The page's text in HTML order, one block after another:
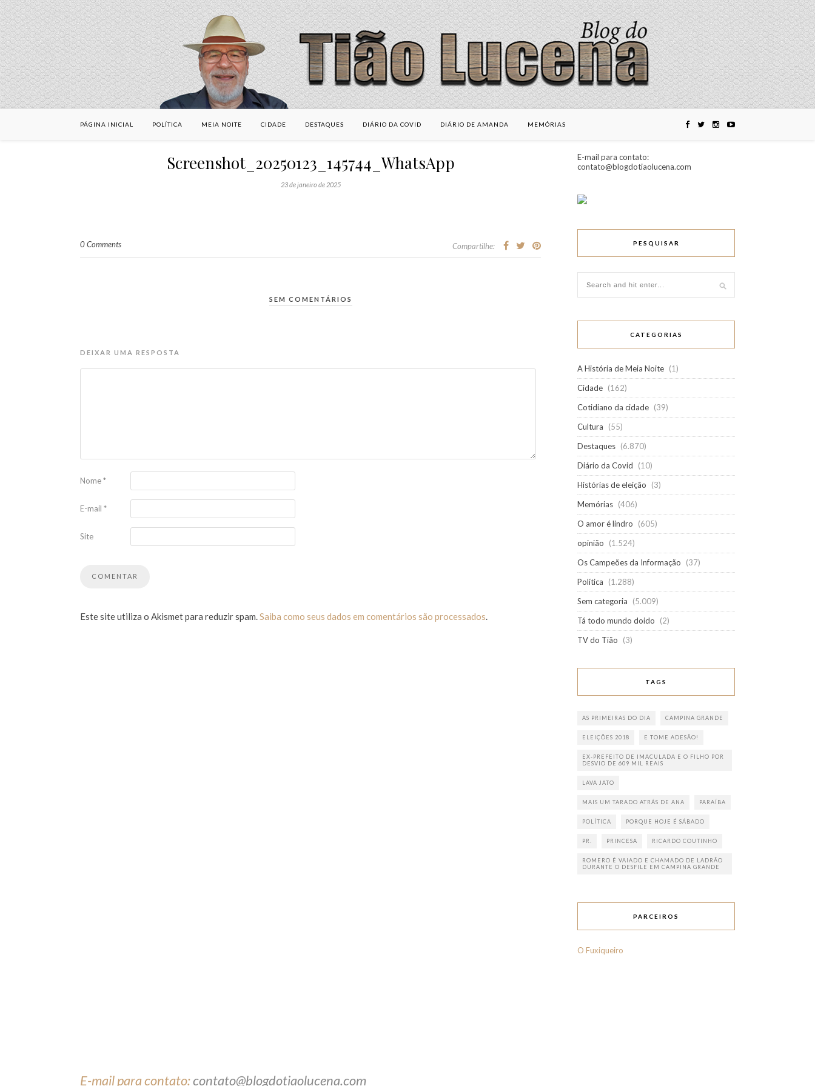
PÁGINA INICIAL POLÍTICA MEIA NOITE CIDADE DESTAQUES DIÁRIO DA COVID DIÁRIO DE AMANDA MEMÓRIAS
Screenshot_20250123_145744_WhatsApp
23 de janeiro de 2025
0 Comments Compartilhe:
SEM COMENTÁRIOS
DEIXAR UMA RESPOSTA
Nome*
E-mail *
Site
Este site utiliza o Akismet para reduzir spam.Saiba como seus dados em comentários são processados.
E-mail para contato:
contato@blogdotiaolucena.com
PESQUISAR
CATEGORIAS
A História de Meia Noite (1)
Cidade (162)
Cotidiano da cidade (39)
Cultura
(55)
Destaques (6.870)
Diário da Covid
(10)
Histórias de eleição
(3)
Memórias (406)
O amor é lindro
(605)
opinião
(1.524)
Os Campeões da Informação
(37)
Política
(1.288)
Sem categoria
(5.009)
Tá todo mundo doido
(2)
TV do Tião
(3)
TAGS
AS PRIMEIRAS DO DIA CAMPINA GRANDE
ELEIÇÕES 2018 E TOME ADESÃO!
EX-PREFEITO DE IMACULADA E O FILHO POR
DESVIO DE 609 MIL REAIS
LAVA JATO
MAIS UM TARADO ATRÁS DE ANA PARAÍBA
POLÍTICA PORQUE HOJE É SÁBADO
PR. PRINCESA RICARDO COUTINHO
ROMERO É VAIADO E CHAMADO DE LADRÃO
DURANTE O DESFILE EM CAMPINA GRANDE
PARCEIROS
O Fuxiqueiro
E-mail para contato:contato@blogdotiaolucena.com